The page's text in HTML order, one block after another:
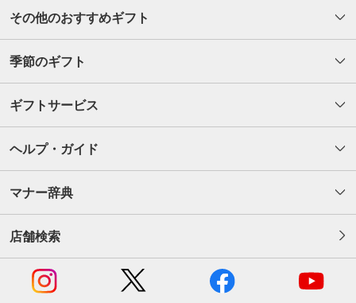
その他のおすすめギフト
季節のギフト
ギフトサービス
ヘルプ・ガイド
マナー辞典
店舗検索